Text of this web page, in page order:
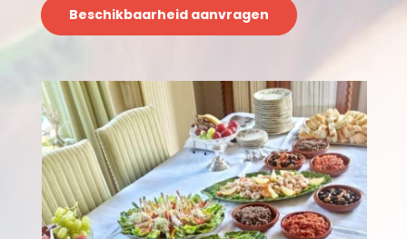
Beschikbaarheid aanvragen